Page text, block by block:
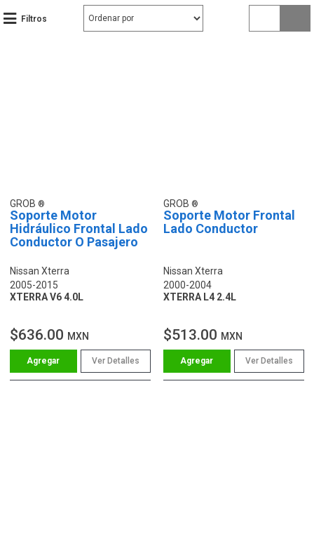
Filtros
GROB
Soporte Motor
Hidráulico Frontal Lado
Conductor O Pasajero
Nissan Xterra
2005-2015
XTERRA V6 4.0L
$636.00 MXN
Ver Detalles
GROB
Soporte Motor Frontal
Lado Conductor
Nissan Xterra
2000-2004
XTERRA L4 2.4L
$513.00 MXN
Ver Detalles